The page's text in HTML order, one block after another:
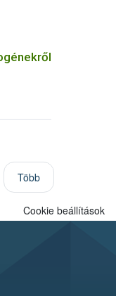
Több
Cookie beállítások